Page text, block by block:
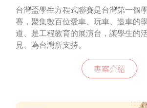
台灣盃學生方程式聯賽是台灣第一個
賽，聚集數百位愛車、玩車、造車的
道、是工程教育的展演台，讓學生的
見、為台灣所支持。
專案介紹